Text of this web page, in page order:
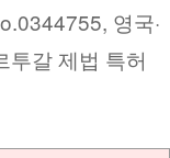
영국·
투갈 제법 특허